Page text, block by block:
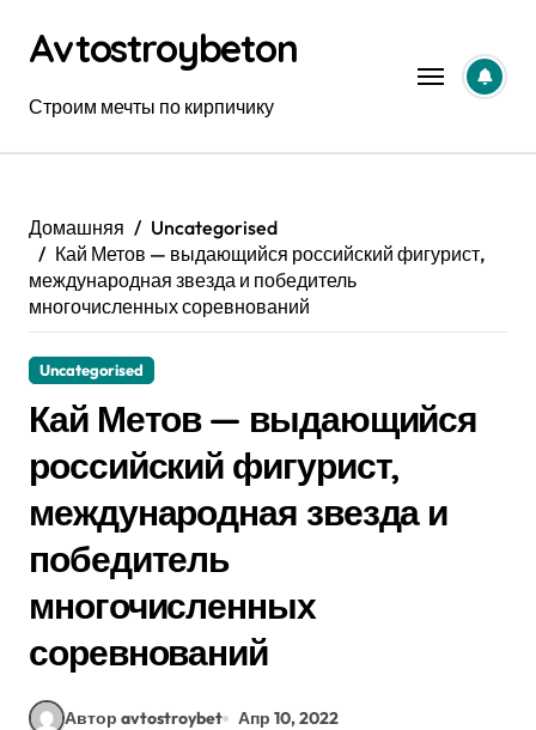
содержанию
Avtostroybeton
Строим мечты по кирпичику
Домашняя
Uncategorised
Кай Метов — выдающийся российский фигурист,
международная звезда и победитель
многочисленных соревнований
Uncategorised
Кай Метов — выдающийся
российский фигурист,
международная звезда и
победитель
многочисленных
соревнований
Автор avtostroybet
Апр 10, 2022